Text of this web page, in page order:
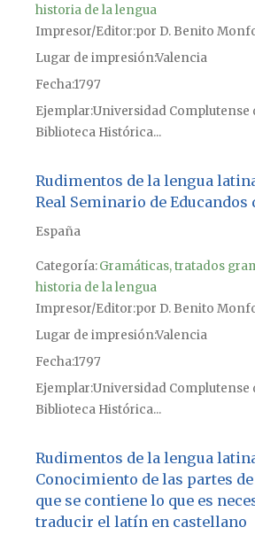
historia de la lengua
Impresor/Editor por D. Benito
Lugar de impresiónValencia
Fecha1797
Ejemplar Universidad Complutense
Biblioteca Histórica...
Rudimentos de la lengua
Real Seminario de Educandos
España
Categoría:Gramáticas, tratados
historia de la lengua
Impresor/Editor por D. Benito
Lugar de impresiónValencia
Fecha1797
Ejemplar Universidad Complutense
Biblioteca Histórica...
Rudimentos de la lengua
Conocimiento de las partes
que se contiene lo que es
traducir el latín en castellano